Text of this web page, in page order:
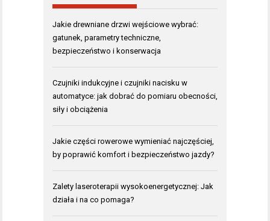
Jakie drewniane drzwi wejściowe wybrać:
gatunek, parametry techniczne,
bezpieczeństwo i konserwacja
Czujniki indukcyjne i czujniki nacisku w
automatyce: jak dobrać do pomiaru obecności,
siły i obciążenia
Jakie części rowerowe wymieniać najczęściej,
by poprawić komfort i bezpieczeństwo jazdy?
Zalety laseroterapii wysokoenergetycznej: Jak
działa i na co pomaga?